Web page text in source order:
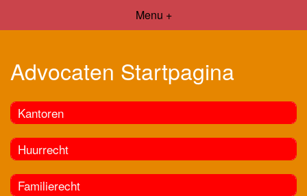
Menu +
Advocaten Startpagina
Kantoren
Huurrecht
Familierecht